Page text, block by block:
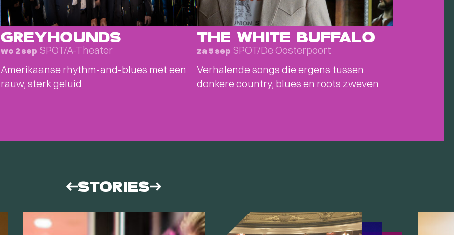
GREYHOUNDS
wo 2 sep SPOT/A-Theater
Amerikaanse rhythm-and-blues met een
rauw, sterk geluid
THE WHITE BUFFALO
za 5 sep SPOT/De Oosterpoort
Verhalende songs die ergens tussen
donkere country, blues en roots zweven
STORIES